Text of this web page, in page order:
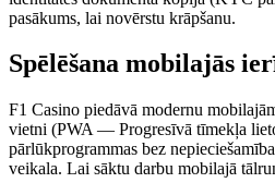
pasākums, lai novērstu krāpšanu.
Spēlēšana mobilajās
F1 Casino piedāvā modernu
vietni (PWA — Progresīvā tīmekļa
pārlūkprogrammas bez
veikala. Lai sāktu darbu mobilajā